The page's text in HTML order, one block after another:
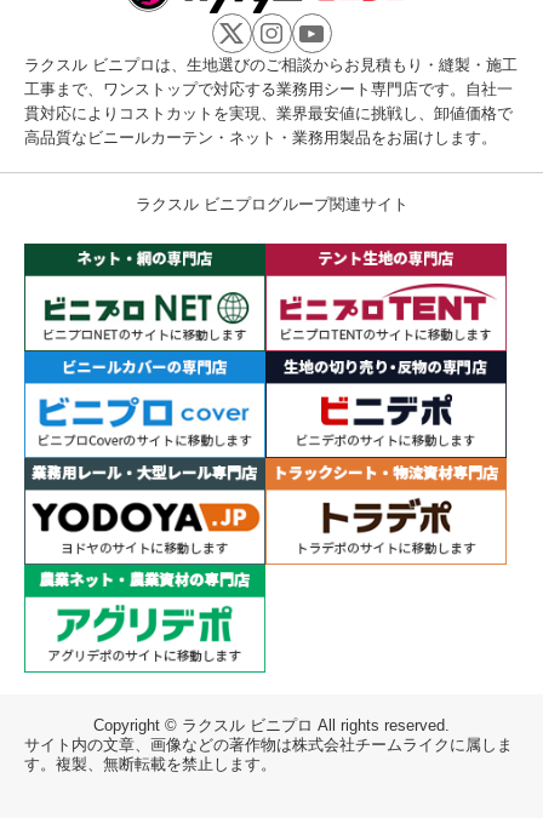
ラクスル ビニプロは、生地選びのご相談からお見積もり・縫製・施工
工事まで、ワンストップで対応する業務用シート専門店です。自社一
貫対応によりコストカットを実現、業界最安値に挑戦し、卸値価格で
高品質なビニールカーテン・ネット・業務用製品をお届けします。
ラクスル ビニプログループ関連サイト
Copyright © ラクスル ビニプロ All rights reserved.
サイト内の文章、画像などの著作物は株式会社チームライクに属しま
す。複製、無断転載を禁止します。